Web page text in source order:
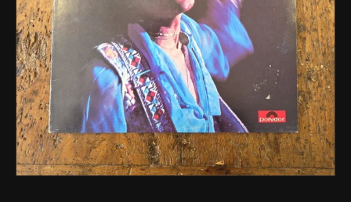
Apri
contenuti
multimediali
in
finestra
modale